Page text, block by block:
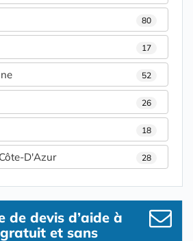
80
17
52
26
18
D'Azur 28
de devis d’aide à
et sans